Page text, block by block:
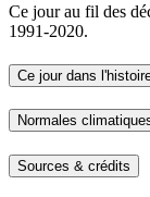
Ce jour au fil des
1991-2020.
Ce jour dans
Normales
Sources & crédits